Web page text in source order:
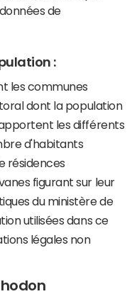
de
:
les communes
dont la population
les différents
d'habitants
résidences
figurant sur leur
du ministère de
utilisées dans ce
légales non